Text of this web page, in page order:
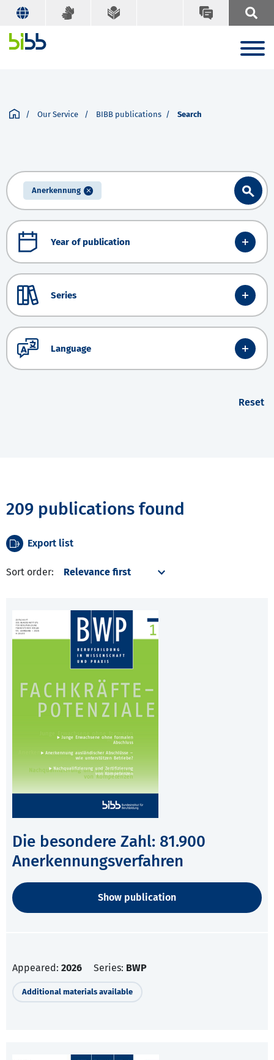
Our Service BIBB publications Search
Anerkennung
Year of publication
Series
Language
Reset
209 publications found
Export list
Sort order:
Die besondere Zahl: 81.900
Anerkennungsverfahren
Show publication
Appeared: 2026 Series: BWP
Additional materials available